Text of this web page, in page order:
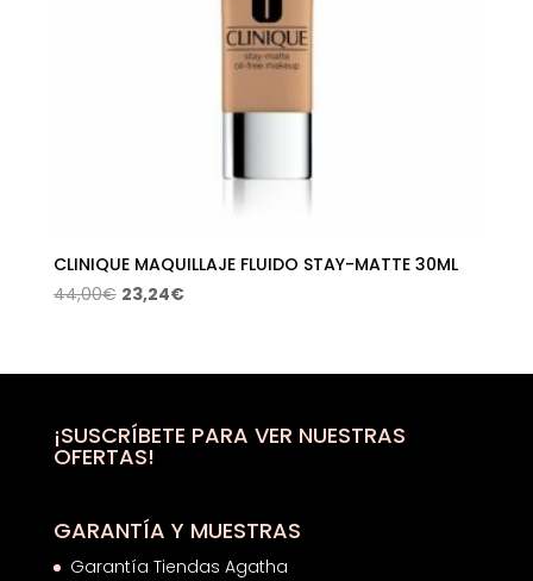
CLINIQUE MAQUILLAJE FLUIDO STAY-MATTE 30ML
44,00€ El
era:
23,24€El
es:
¡SUSCRÍBETE PARA VER NUESTRAS
OFERTAS!
GARANTÍA Y MUESTRAS
Garantía Tiendas Agatha